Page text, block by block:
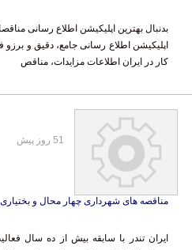
بدنبال بهترین اپلیکیشن اطلاع رسانی
اپلیکیشن اطلاع رسانی جامع، دقیق و
کار در ایران اطلاعات مزایدات، مناقص
مناقصه های شهرداری چهار محال و بختیاری
ایران تندر با سابقه بيش از ده سال
رساني اطلاعات مناقصه ها و مزايده ها
51 روز پیش